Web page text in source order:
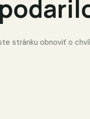
stránku obnoviť o